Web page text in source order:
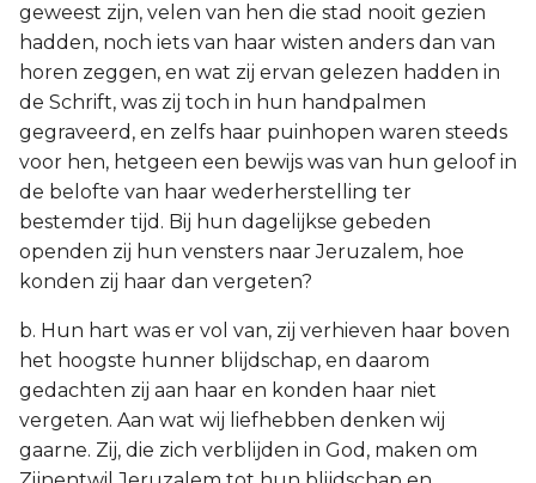
geweest zijn, velen van hen die stad nooit gezien
hadden, noch iets van haar wisten anders dan van
horen zeggen, en wat zij ervan gelezen hadden in
de Schrift, was zij toch in hun handpalmen
gegraveerd, en zelfs haar puinhopen waren steeds
voor hen, hetgeen een bewijs was van hun geloof in
de belofte van haar wederherstelling ter
bestemder tijd. Bij hun dagelijkse gebeden
openden zij hun vensters naar Jeruzalem, hoe
konden zij haar dan vergeten?
b. Hun hart was er vol van, zij verhieven haar boven
het hoogste hunner blijdschap, en daarom
gedachten zij aan haar en konden haar niet
vergeten. Aan wat wij liefhebben denken wij
gaarne. Zij, die zich verblijden in God, maken om